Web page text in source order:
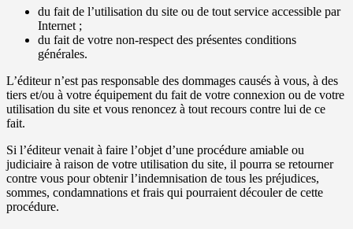
du fait de l’utilisation du site ou de tout service accessible par
Internet ;
du fait de votre non-respect des présentes conditions
générales.
L’éditeur n’est pas responsable des dommages causés à vous, à des
tiers et/ou à votre équipement du fait de votre connexion ou de votre
utilisation du site et vous renoncez à tout recours contre lui de ce
fait.
Si l’éditeur venait à faire l’objet d’une procédure amiable ou
judiciaire à raison de votre utilisation du site, il pourra se retourner
contre vous pour obtenir l’indemnisation de tous les préjudices,
sommes, condamnations et frais qui pourraient découler de cette
procédure.